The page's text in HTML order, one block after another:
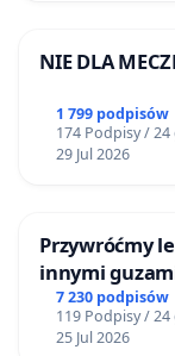
NIE DLA
1 799 podpisów
174 Podpisy /
29 Jul 2026
Przywróćmy
innymi
Centrum
7 230 podpisów
119 Podpisy /
25 Jul 2026